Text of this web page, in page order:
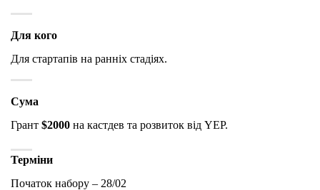
Для кого
Для стартапів на ранніх стадіях.
Сума
Грант $2000 на кастдев та розвиток від YEP.
Терміни
Початок набору – 28/02